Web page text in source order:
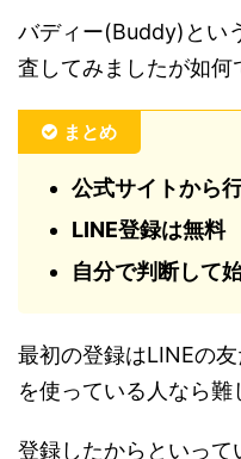
バディー(Buddy)とい
査してみましたが如何
まとめ
公式サイトから
LINE登録は無料
自分で判断して
最初の登録はLINEの
を使っている人なら難
登録したからといって